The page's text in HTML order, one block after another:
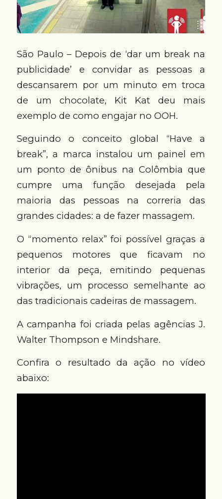
São Paulo – Depois de ‘dar um break na
publicidade’ e convidar as pessoas a
descansarem por um minuto em troca
de um chocolate, Kit Kat deu mais
exemplo de como engajar no OOH.
Seguindo o conceito global “Have a
break”, a marca instalou um painel em
um ponto de ônibus na Colômbia que
cumpre uma função desejada pela
maioria das pessoas na correria das
grandes cidades: a de fazer massagem.
O “momento relax” foi possível graças a
pequenos motores que ficavam no
interior da peça, emitindo pequenas
vibrações, um processo semelhante ao
das tradicionais cadeiras de massagem.
A campanha foi criada pelas agências J.
Walter Thompson e Mindshare.
Confira o resultado da ação no vídeo
abaixo: